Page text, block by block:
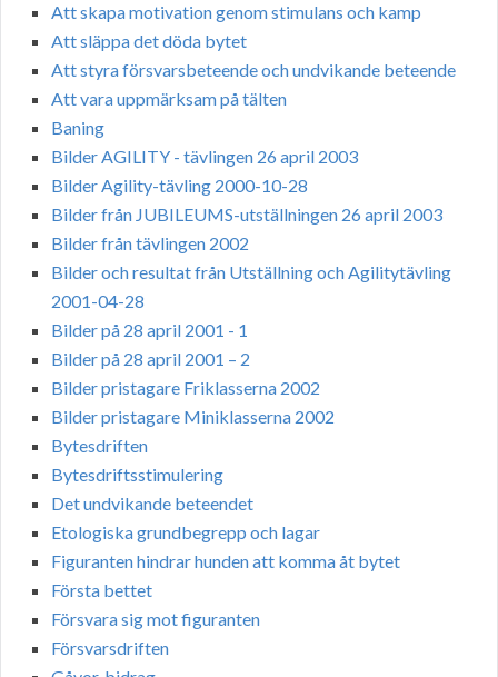
Att skapa motivation genom stimulans och kamp
Att släppa det döda bytet
Att styra försvarsbeteende och undvikande beteende
Att vara uppmärksam på tälten
Baning
Bilder AGILITY - tävlingen 26 april 2003
Bilder Agility-tävling 2000-10-28
Bilder från JUBILEUMS-utställningen 26 april 2003
Bilder från tävlingen 2002
Bilder och resultat från Utställning och Agilitytävling
2001-04-28
Bilder på 28 april 2001 - 1
Bilder på 28 april 2001 – 2
Bilder pristagare Friklasserna 2002
Bilder pristagare Miniklasserna 2002
Bytesdriften
Bytesdriftsstimulering
Det undvikande beteendet
Etologiska grundbegrepp och lagar
Figuranten hindrar hunden att komma åt bytet
Första bettet
Försvara sig mot figuranten
Försvarsdriften